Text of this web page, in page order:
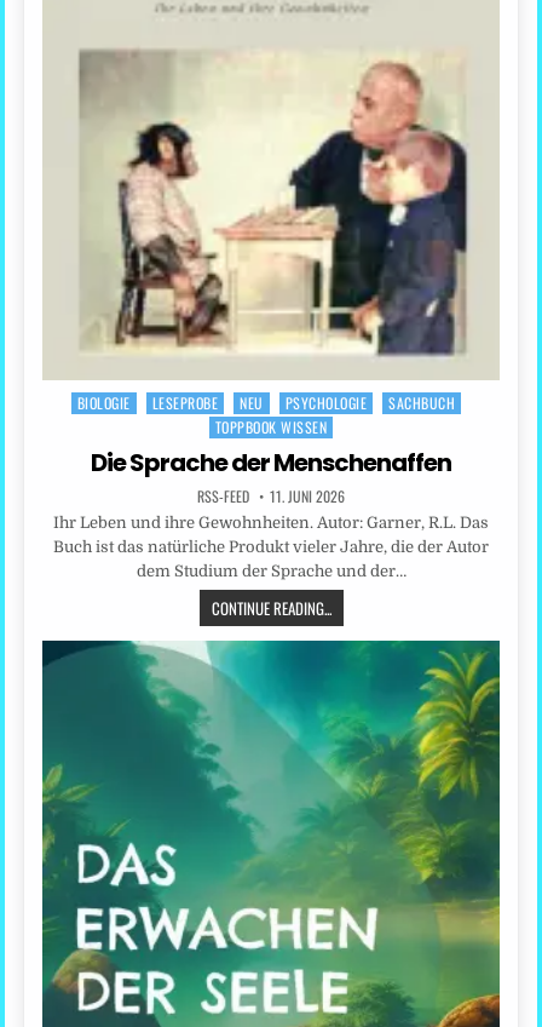
Posted
BIOLOGIE LESEPROBE NEU PSYCHOLOGIE
SACHBUCH
TOPPBOOK WISSEN
Die Sprache der Menschenaffen
RSS-FEED 11. JUNI 2026
Ihr Leben und ihre Gewohnheiten. Autor: Garner, R.L. Das
Buch ist das natürliche Produkt vieler Jahre, die der Autor
dem Studium der Sprache und der…
CONTINUE READING...